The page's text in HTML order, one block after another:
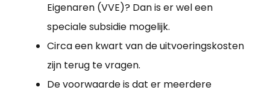
Eigenaren (VVE)? Dan is er wel een
speciale subsidie mogelijk.
Circa een kwart van de uitvoeringskosten
zijn terug te vragen.
De voorwaarde is dat er meerdere